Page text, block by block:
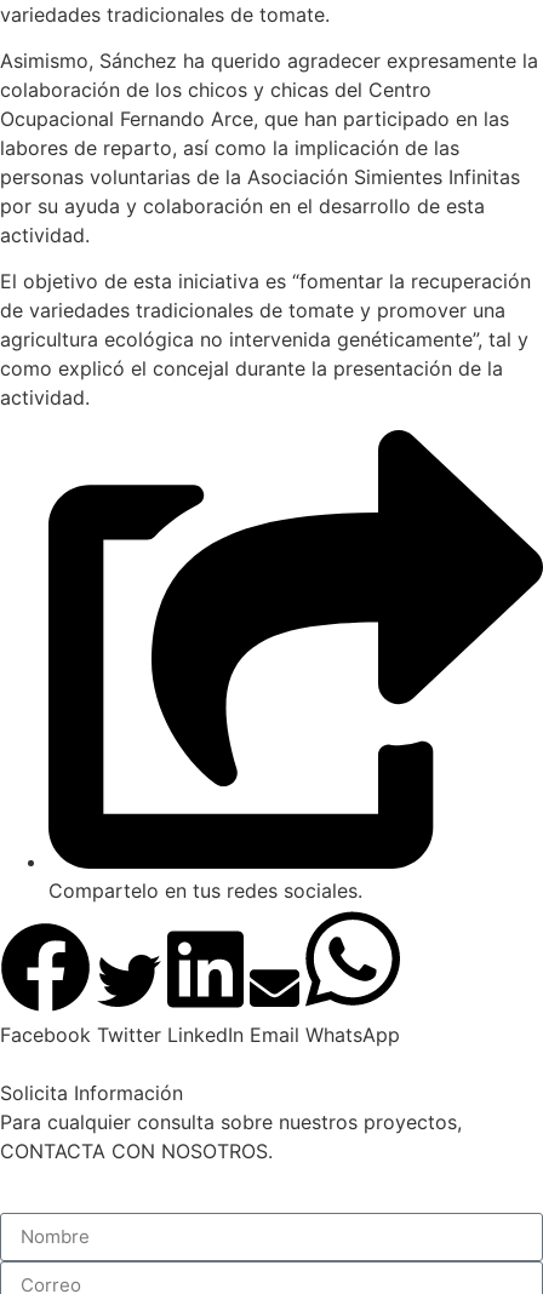
variedades tradicionales de tomate.
Asimismo, Sánchez ha querido agradecer expresamente la
colaboración de los chicos y chicas del Centro
Ocupacional Fernando Arce, que han participado en las
labores de reparto, así como la implicación de las
personas voluntarias de la Asociación Simientes Infinitas
por su ayuda y colaboración en el desarrollo de esta
actividad.
El objetivo de esta iniciativa es “fomentar la recuperación
de variedades tradicionales de tomate y promover una
agricultura ecológica no intervenida genéticamente”, tal y
como explicó el concejal durante la presentación de la
actividad.
Compartelo en tus redes sociales.
Facebook Twitter LinkedIn Email WhatsApp
Solicita Información
Para cualquier consulta sobre nuestros proyectos,
CONTACTA CON NOSOTROS.